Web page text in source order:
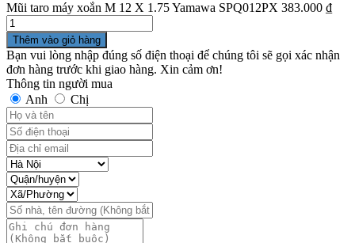
Mũi taro máy xoắn M 12 X 1.75 Yamawa SPQ012PX 383.000 ₫
Số
lượng
Thêm vào giỏ hàng
Bạn vui lòng nhập đúng số điện thoại để chúng tôi sẽ gọi xác nhận
đơn hàng trước khi giao hàng. Xin cảm ơn!
Thông tin người mua
Anh
Chị